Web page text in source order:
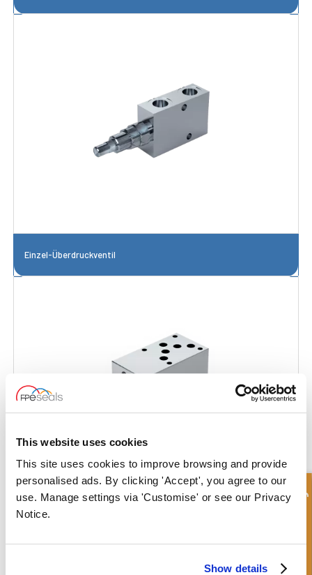
This website uses cookies
This site uses cookies to improve browsing and provide
personalised ads. By clicking 'Accept', you agree to our
use. Manage settings via 'Customise' or see our Privacy
Notice.
Show details
Einzel-Überdruckventil
Einzelne Überzentral Stapelbare Cetop 5 Ventil Schnellanfrage